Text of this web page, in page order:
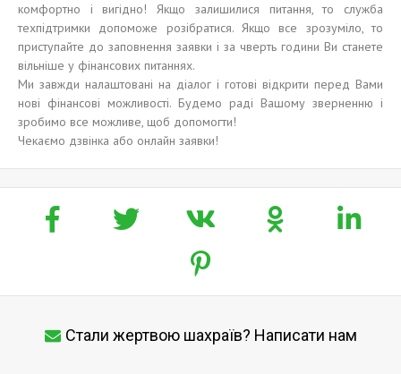
комфортно і вигідно! Якщо залишилися питання, то служба
техпідтримки допоможе розібратися. Якщо все зрозуміло, то
приступайте до заповнення заявки і за чверть години Ви станете
вільніше у фінансових питаннях.
Ми завжди налаштовані на діалог і готові відкрити перед Вами
нові фінансові можливості. Будемо раді Вашому зверненню і
зробимо все можливе, щоб допомогти!
Чекаємо дзвінка або онлайн заявки!
Стали жертвою шахраїв? Написати нам